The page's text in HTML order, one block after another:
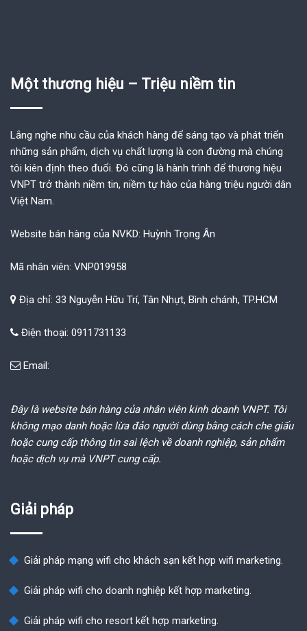
Một thương hiệu – Triệu niềm tin
Lắng nghe nhu cầu của khách hàng để sáng tạo và phát triển
những sản phẩm, dịch vụ chất lượng là con đường mà chúng
tôi kiên định theo đuổi. Đó cũng là hành trình để thương hiệu
VNPT trở thành niềm tin, niềm tự hào của hàng triệu người dân
Việt Nam.
Website bán hàng của NVKD: Huỳnh Trọng Ân
Mã nhân viên: VNP019958
Địa chỉ: 33 Nguyễn Hữu Trí, Tân Nhựt, Bình chánh, TP.HCM
Điện thoại: 0911731133
Email:
Đây là website bán hàng của nhân viên kinh doanh VNPT. Tôi
không mạo danh hoặc lừa đảo người dùng bằng cách che giấu
hoặc cung cấp thông tin sai lệch về doanh nghiệp, sản phẩm
hoặc dịch vụ mà VNPT cung cấp.
Giải pháp
Giải pháp mạng wifi cho khách sạn kết hợp wifi marketing.
Giải pháp wifi cho doanh nghiệp kết hợp marketing.
Giải pháp wifi cho resort kết hợp marketing.